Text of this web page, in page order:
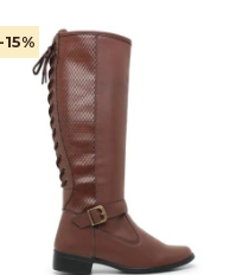
-15%